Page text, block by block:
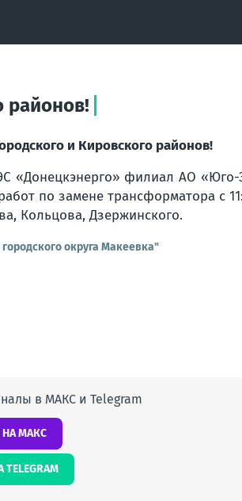
районов!
и Кировского районов!
филиал АО «Юго-
по замене трансформатора с
Кольцова, Дзержинского.
округа Макеевка"
в МАКС и Telegram
НА МАКС